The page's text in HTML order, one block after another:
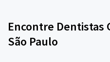
Encontre Dentistas
São Paulo